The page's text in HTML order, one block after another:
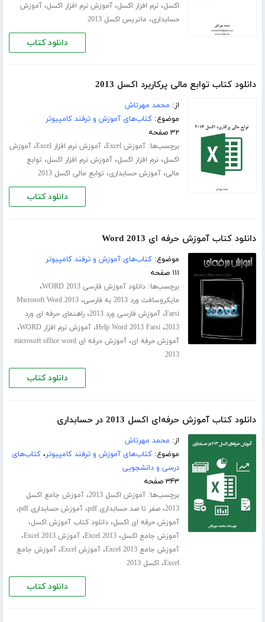
اکسل،نرم افزار اکسل،آموزش نرم افزار اکسل،آموزش
حسابداری، ماتریس اکسل 2013
دانلود کتاب
دانلود کتاب توابع مالی پرکاربرد اکسل 2013
از: محمد مهرتاش
موضوع:کتاب‌های آموزش و ترفند کامپیوتر
۳۲ صفحه
برچسب‌ها:آموزش Excel ،آموزش نرم افزار Excel ،آموزش
اکسل،نرم افزار اکسل،آموزش نرم افزار اکسل، توابع
مالی،آموزش حسابداری، توابع مالی اکسل 2013
دانلود کتاب
دانلود کتاب آموزش حرفه ای Word 2013
موضوع:کتاب‌های آموزش و ترفند کامپیوتر
۱۱۱ صفحه
برچسب‌ها:دانلود آموزش فارسی WORD 2013 ،
مایکروسافت ورد 2013 به فارسی ،Microsoft Word 2013
Farsi،آموزش فارسی ورد 2013 ،راهنمای حرفه ای ورد
2013،Help Word 2013 Farsi،آموزش نرم افزار WORD ،
آموزش حرفه ای،
آموزش حرفه ای microsoft office word
2013
دانلود کتاب
دانلود کتاب آموزش حرفه‌ای اکسل 2013 در حسابداری
از: محمد مهرتاش
موضوع:کتاب‌های آموزش و ترفند کامپیوتر،کتاب‌های
درسی و دانشجویی
۳۴۳ صفحه
برچسب‌ها:آموزش اکسل 2013 ،آموزش جامع اکسل
2013،صفر تا صد حسابداری pdf ،آموزش حسابداری pdf ،
آموزش حرفه ای اکسل،دانلود کتاب آموزش اکسل،
آموزش جامع اکسل،Excel 2013،آموزش Excel 2013 ،
آموزش جامع Excel 2013 ،آموزش Excel ،آموزش جامع
Excel، اکسل 2013
دانلود کتاب